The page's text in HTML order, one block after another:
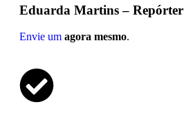
Eduarda Martins – Repórter
Envie um agora mesmo.